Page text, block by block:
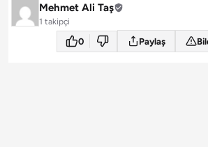
Mehmet Ali Taş
1 takipçi
0 Paylaş